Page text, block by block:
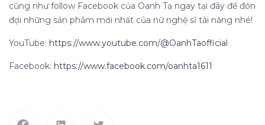
cũng như follow Facebook của Oanh Tạ ngay tại đây để đón
đợi những sản phẩm mới nhất của nữ nghệ sĩ tài năng nhé!
YouTube: https://www.youtube.com/@OanhTaofficial
Facebook: https://www.facebook.com/oanhta1611